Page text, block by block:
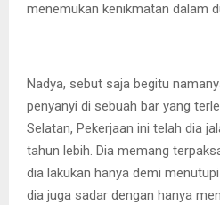
menemukan kenikmatan dalam
Nadya, sebut saja begitu
penyanyi di sebuah bar yang
Selatan, Pekerjaan ini telah dia
tahun lebih. Dia memang
dia lakukan hanya demi
dia juga sadar dengan hanya